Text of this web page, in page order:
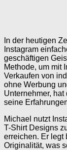
In der heutigen
Instagram
geschäftigen
Methode, um mit
Verkaufen von
ohne Werbung
Unternehmer,
seine
Michael nutzt
T-Shirt Designs
erreichen. Er legt
Originalität, was